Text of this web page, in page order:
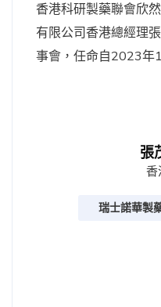
香港科研製藥聯會欣
有限公司香港總經理
事會，任命自2023年
張
香
瑞士諾華製